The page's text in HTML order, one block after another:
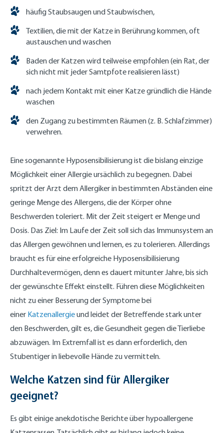
häufig Staubsaugen und Staubwischen,
Textilien, die mit der Katze in Berührung kommen, oft
austauschen und waschen
Baden der Katzen wird teilweise empfohlen (ein Rat, der
sich nicht mit jeder Samtpfote realisieren lässt)
nach jedem Kontakt mit einer Katze gründlich die Hände
waschen
den Zugang zu bestimmten Räumen (z. B. Schlafzimmer)
verwehren.
Eine sogenannte Hyposensibilisierung ist die bislang einzige
Möglichkeit einer Allergie ursächlich zu begegnen. Dabei
spritzt der Arzt dem Allergiker in bestimmten Abständen eine
geringe Menge des Allergens, die der Körper ohne
Beschwerden toleriert. Mit der Zeit steigert er Menge und
Dosis. Das Ziel: Im Laufe der Zeit soll sich das Immunsystem an
das Allergen gewöhnen und lernen, es zu tolerieren. Allerdings
braucht es für eine erfolgreiche Hyposensibilisierung
Durchhaltevermögen, denn es dauert mitunter Jahre, bis sich
der gewünschte Effekt einstellt. Führen diese Möglichkeiten
nicht zu einer Besserung der Symptome bei
einer Katzenallergieund leidet der Betreffende stark unter
den Beschwerden, gilt es, die Gesundheit gegen die Tierliebe
abzuwägen. Im Extremfall ist es dann erforderlich, den
Stubentiger in liebevolle Hände zu vermitteln.
Welche Katzen sind für Allergiker
geeignet?
Es gibt einige anekdotische Berichte über hypoallergene